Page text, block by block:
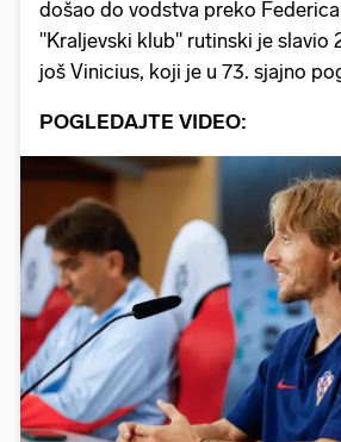
došao do vodstva preko
"Kraljevski klub" rutinski je slavio
još Vinicius, koji je u 73. sjajno
POGLEDAJTE VIDEO:
Pokretanje videa...